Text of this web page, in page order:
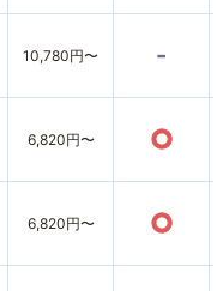
10,780円〜 -
6,820円〜 ○
6,820円〜 ○